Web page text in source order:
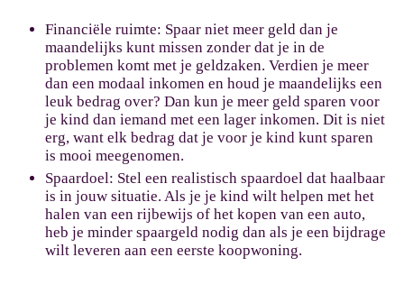
Financiële ruimte: Spaar niet meer geld dan je
maandelijks kunt missen zonder dat je in de
problemen komt met je geldzaken. Verdien je meer
dan een modaal inkomen en houd je maandelijks een
leuk bedrag over? Dan kun je meer geld sparen voor
je kind dan iemand met een lager inkomen. Dit is niet
erg, want elk bedrag dat je voor je kind kunt sparen
is mooi meegenomen.
Spaardoel: Stel een realistisch spaardoel dat haalbaar
is in jouw situatie. Als je je kind wilt helpen met het
halen van een rijbewijs of het kopen van een auto,
heb je minder spaargeld nodig dan als je een bijdrage
wilt leveren aan een eerste koopwoning.